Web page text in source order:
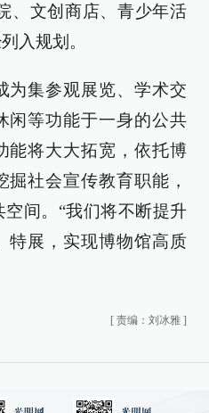
、文创商店、青少年活
入规划。
为集参观展览、学术交
闲等功能于一身的公共
能将大大拓宽，依托博
社会宣传教育职能，
间。“我们将不断提升
特展，实现博物馆高质
[ 责编：刘冰雅 ]